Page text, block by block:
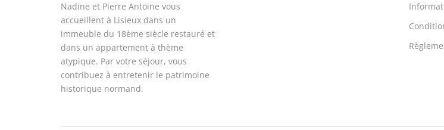
Nadine et Pierre Antoine vous
accueillent à Lisieux dans un
immeuble du 18ème siècle restauré et
dans un appartement à thème
atypique. Par votre séjour, vous
contribuez à entretenir le patrimoine
historique normand.